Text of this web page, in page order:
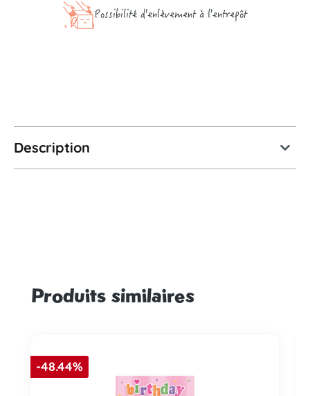
Possibilité d'enlèvement à l'entrepôt
Description
Ignorer la galerie de produits
Produits similaires
-48.44%